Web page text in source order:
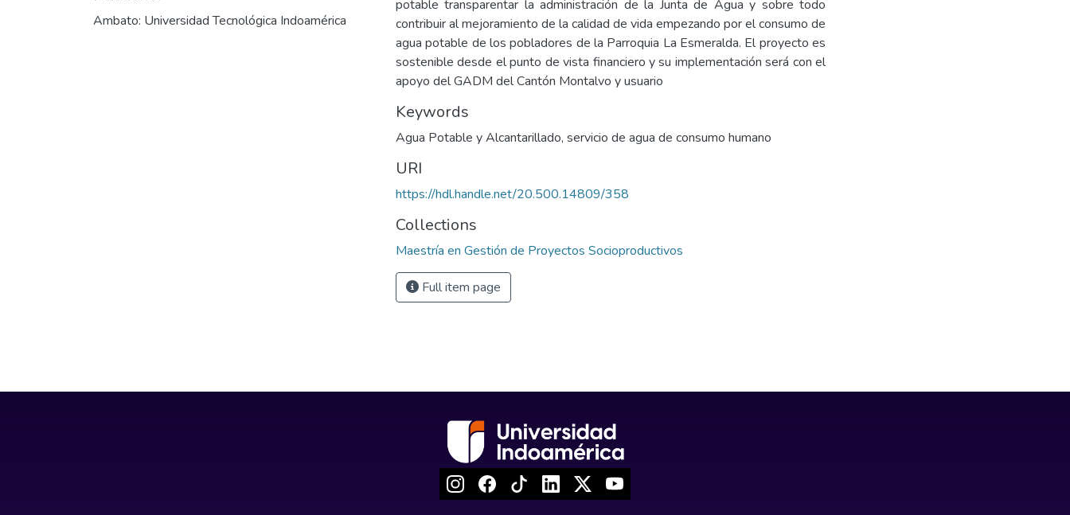
Ambato: Universidad Tecnológica Indoamérica
potable transparentar la administración de la Junta de Agua y sobre todo
contribuir al mejoramiento de la calidad de vida empezando por el consumo de
agua potable de los pobladores de la Parroquia La Esmeralda. El proyecto es
sostenible desde el punto de vista financiero y su implementación será con el
apoyo del GADM del Cantón Montalvo y usuario
Keywords
Agua Potable y Alcantarillado, servicio de agua de consumo humano
URI
https://hdl.handle.net/20.500.14809/358
Collections
Maestría en Gestión de Proyectos Socioproductivos
Full item page